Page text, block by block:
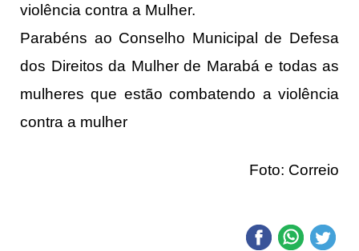
violência contra a Mulher.
Parabéns ao Conselho Municipal de Defesa
dos Direitos da Mulher de Marabá e todas as
mulheres que estão combatendo a violência
contra a mulher
Foto: Correio